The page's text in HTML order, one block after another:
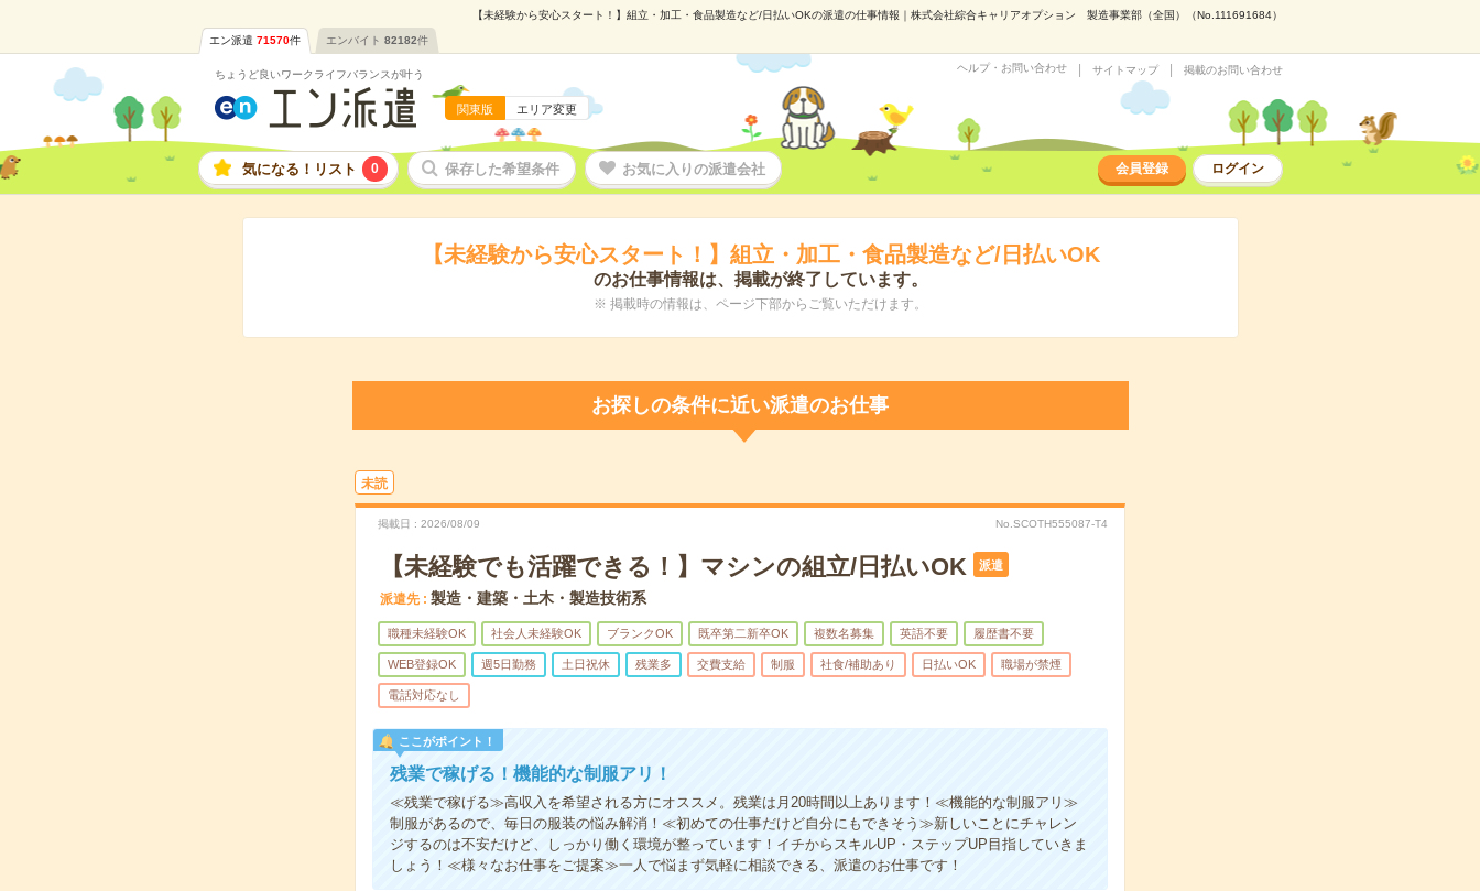
【未経験から安心スタート！】組立・加工・食品製造など/日払いOKの派遣の仕事情報｜株式会社綜合キャリアオプション 製造事業部（全国）（No.111691684）
エン派遣 71570件 エンバイト 82182件
ちょうど良いワークライフバランスが叶う
関東版 エリア変更
ヘルプ・お問い合わせ サイトマップ 掲載のお問い合わせ
気になる！リスト 0 保存した希望条件 お気に入りの派遣会社 会員登録 ログイン
【未経験から安心スタート！】組立・加工・食品製造など/日払いOK
のお仕事情報は、掲載が終了しています。
※ 掲載時の情報は、ページ下部からご覧いただけます。
お探しの条件に近い派遣のお仕事
未読
掲載日 2026/08/09 No.SCOTH555087-T4
【未経験でも活躍できる！】マシンの組立/日払いOK 派遣
派遣先 製造・建築・土木・製造技術系
職種未経験OK 社会人未経験OK ブランクOK 既卒第二新卒OK 複数名募集 英語不要 履歴書不要
WEB登録OK 週5日勤務 土日祝休 残業多 交費支給 制服 社食/補助あり 日払いOK 職場が禁煙
電話対応なし
ここがポイント！
残業で稼げる！機能的な制服アリ！
≪残業で稼げる≫高収入を希望される方にオススメ。残業は月20時間以上あります！≪機能的な制服アリ≫
制服があるので、毎日の服装の悩み解消！≪初めての仕事だけど自分にもできそう≫新しいことにチャレン
ジするのは不安だけど、しっかり働く環境が整っています！イチからスキルUP・ステップUP目指していきま
しょう！≪様々なお仕事をご提案≫一人で悩まず気軽に相談できる、派遣のお仕事です！